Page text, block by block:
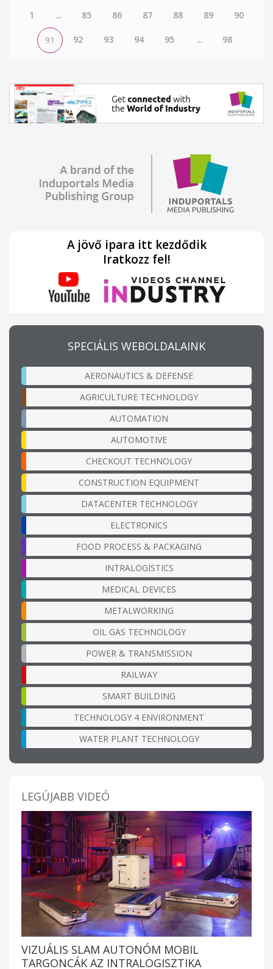
1 ... 85 86 87 88 89 90
91 92 93 94 95 ... 98
A jövő ipara itt kezdődik
Iratkozz fel!
SPECIÁLIS WEBOLDALAINK
AERONAUTICS & DEFENSE
AGRICULTURE TECHNOLOGY
AUTOMATION
AUTOMOTIVE
CHECKOUT TECHNOLOGY
CONSTRUCTION EQUIPMENT
DATACENTER TECHNOLOGY
ELECTRONICS
FOOD PROCESS & PACKAGING
INTRALOGISTICS
MEDICAL DEVICES
METALWORKING
OIL GAS TECHNOLOGY
POWER & TRANSMISSION
RAILWAY
SMART BUILDING
TECHNOLOGY 4 ENVIRONMENT
WATER PLANT TECHNOLOGY
LEGÚJABB VIDEÓ
VIZUÁLIS SLAM AUTONÓM MOBIL
TARGONCÁK AZ INTRALOGISZTIKA